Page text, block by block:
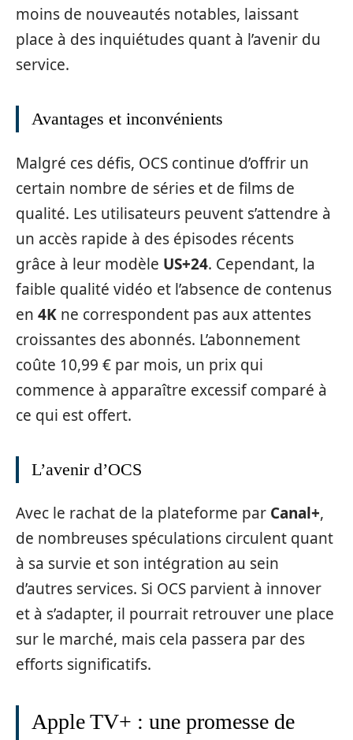
moins de nouveautés notables, laissant
place à des inquiétudes quant à l’avenir du
service.
Avantages et inconvénients
Malgré ces défis, OCS continue d’offrir un
certain nombre de séries et de films de
qualité. Les utilisateurs peuvent s’attendre à
un accès rapide à des épisodes récents
grâce à leur modèle US+24. Cependant, la
faible qualité vidéo et l’absence de contenus
en 4K ne correspondent pas aux attentes
croissantes des abonnés. L’abonnement
coûte 10,99 € par mois, un prix qui
commence à apparaître excessif comparé à
ce qui est offert.
L’avenir d’OCS
Avec le rachat de la plateforme par Canal+,
de nombreuses spéculations circulent quant
à sa survie et son intégration au sein
d’autres services. Si OCS parvient à innover
et à s’adapter, il pourrait retrouver une place
sur le marché, mais cela passera par des
efforts significatifs.
Apple TV+ : une promesse de